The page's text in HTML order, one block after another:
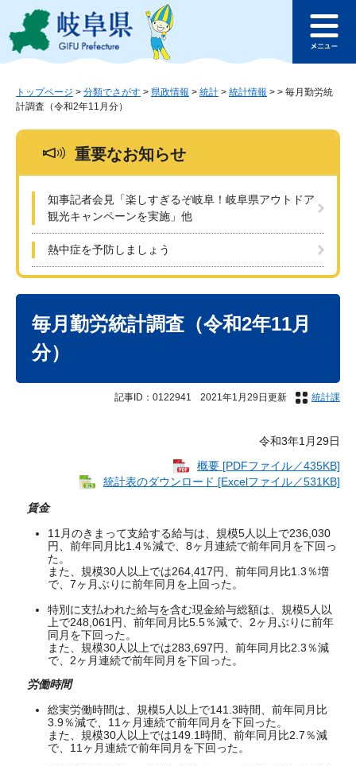
ジ
ュ
このページの本文へ
ュ
トップページ > 分類でさがす > 県政情報 > 統計 > 統計情報 > > 毎月勤労統
計調査（令和2年11月分）
重要なお知らせ
知事記者会見「楽しすぎるぞ岐阜！岐阜県アウトドア
観光キャンペーンを実施」他
熱中症を予防しましょう
毎月勤労統計調査（令和2年11月
分）
記事ID：0122941 2021年1月29日更新 統計課
令和3年1月29日
概要 [PDFファイル／435KB]
統計表のダウンロード [Excelファイル／531KB]
賃金
11月のきまって支給する給与は、規模5人以上で236,030
円、前年同月比1.4％減で、8ヶ月連続で前年同月を下回っ
た。
また、規模30人以上では264,417円、前年同月比1.3％増
で、7ヶ月ぶりに前年同月を上回った。
特別に支払われた給与を含む現金給与総額は、規模5人以
上で248,061円、前年同月比5.5％減で、2ヶ月ぶりに前年
同月を下回った。
また、規模30人以上では283,697円、前年同月比2.3％減
で、2ヶ月連続で前年同月を下回った。
労働時間
総実労働時間は、規模5人以上で141.3時間、前年同月比
3.9％減で、11ヶ月連続で前年同月を下回った。
また、規模30人以上では149.1時間、前年同月比2.7％減
で、11ヶ月連続で前年同月を下回った。